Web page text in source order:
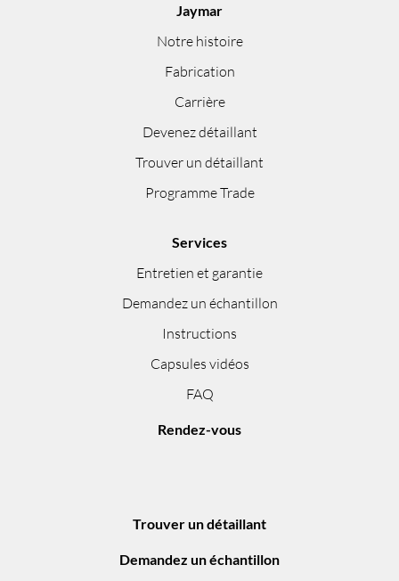
Jaymar
Notre histoire
Fabrication
Carrière
Devenez détaillant
Trouver un détaillant
Programme Trade
Services
Entretien et garantie
Demandez un échantillon
Instructions
Capsules vidéos
FAQ
Rendez-vous
Trouver un détaillant
Demandez un échantillon